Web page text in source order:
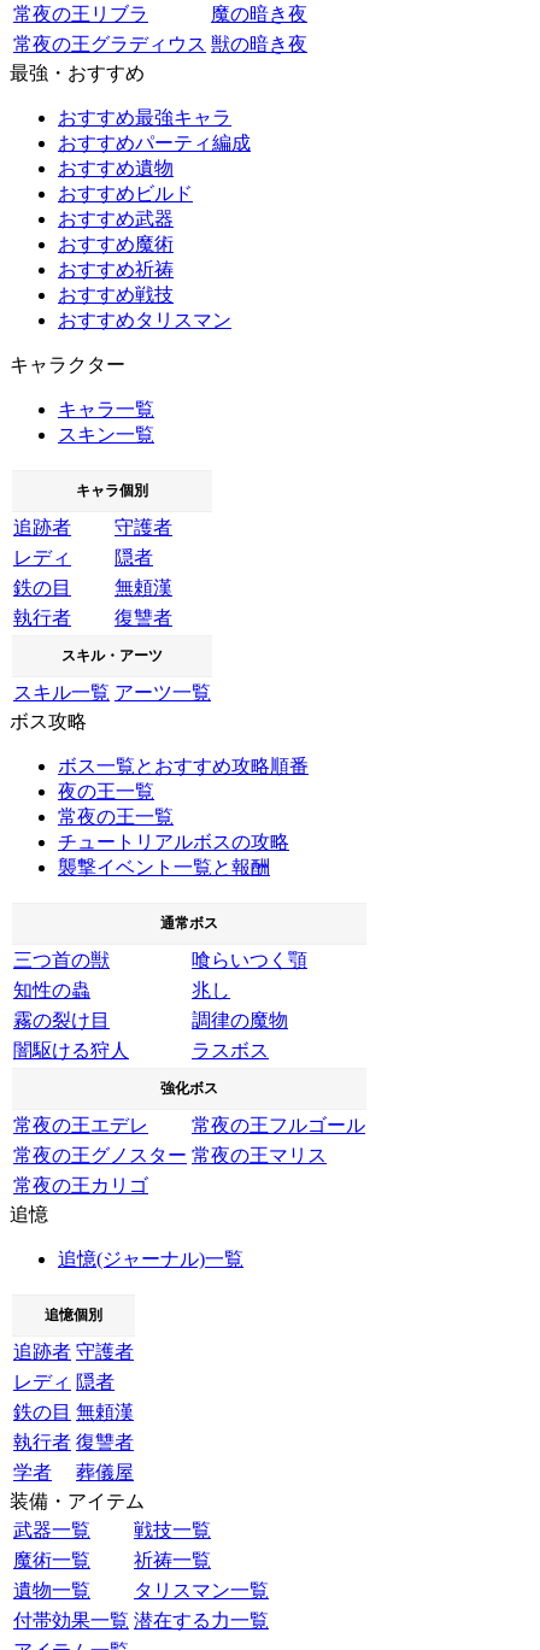
常夜の王リブラ
魔の暗き夜
常夜の王グラディウス 獣の暗き夜
最強・おすすめ
おすすめ最強キャラ
おすすめパーティ編成
おすすめ遺物
おすすめビルド
おすすめ武器
おすすめ魔術
おすすめ祈祷
おすすめ戦技
おすすめタリスマン
キャラクター
キャラ一覧
スキン一覧
キャラ個別
追跡者
守護者
レディ
隠者
鉄の目
無頼漢
執行者
復讐者
スキル・アーツ
スキル一覧 アーツ一覧
ボス攻略
ボス一覧とおすすめ攻略順番
夜の王一覧
常夜の王一覧
チュートリアルボスの攻略
襲撃イベント一覧と報酬
通常ボス
三つ首の獣
喰らいつく顎
知性の蟲
兆し
霧の裂け目
調律の魔物
闇駆ける狩人
ラスボス
強化ボス
常夜の王エデレ
常夜の王フルゴール
常夜の王グノスター 常夜の王マリス
常夜の王カリゴ
追憶
追憶(ジャーナル)一覧
追憶個別
追跡者 守護者
レディ 隠者
鉄の目 無頼漢
執行者 復讐者
学者
葬儀屋
装備・アイテム
武器一覧
戦技一覧
魔術一覧
祈祷一覧
遺物一覧
タリスマン一覧
付帯効果一覧 潜在する力一覧